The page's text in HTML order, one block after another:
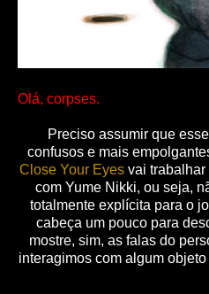
Olá, corpses.
Preciso assumir que
confusos e mais
Close Your Eyes vai
com Yume Nikki, ou seja,
totalmente explícita para o
cabeça um pouco para
mostre, sim, as falas do
interagimos com algum